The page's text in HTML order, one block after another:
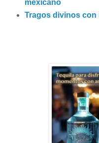
mexicano
Tragos divinos con